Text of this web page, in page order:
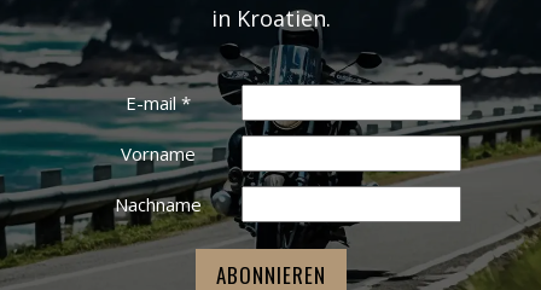
in Kroatien.
E-mail*
Vorname
Nachname